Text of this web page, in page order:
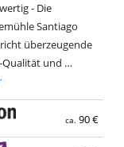
- Die
Santiago
überzeugende
Qualität und …
ca. 90 €